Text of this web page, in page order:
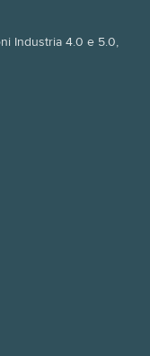
Industria 4.0 e 5.0,